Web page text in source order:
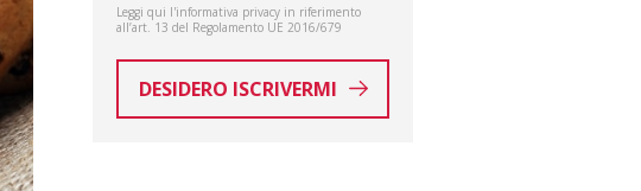
Leggi qui l'informativa privacy in riferimento
all’art. 13 del Regolamento UE 2016/679
DESIDERO ISCRIVERMI